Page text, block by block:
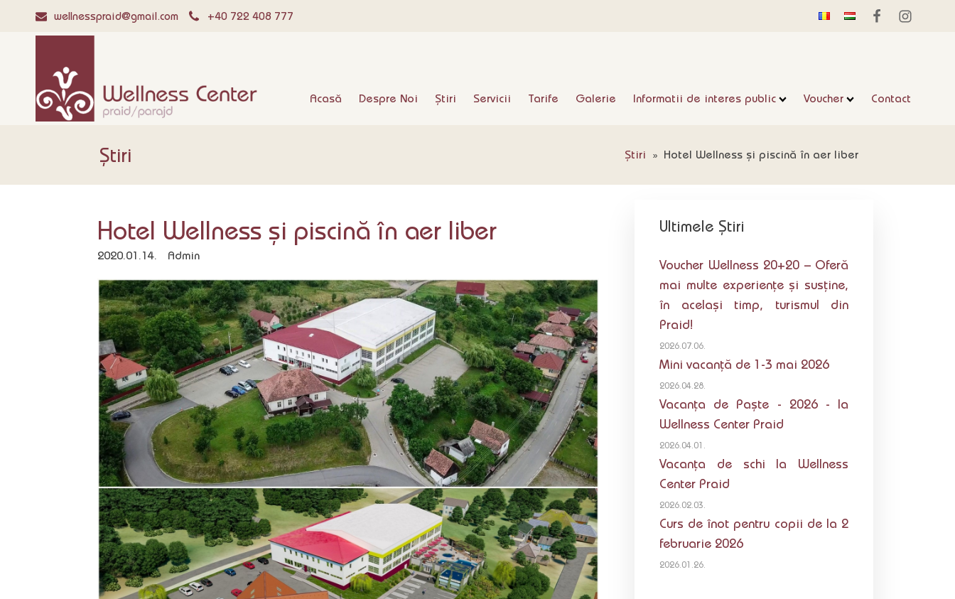
wellnesspraid@gmail.com +40 722 408 777
Acasă Despre Noi Știri Servicii Tarife Galerie Informatii de interes public Voucher Contact
Știri Știri » Hotel Wellness și piscină în aer liber
Hotel Wellness și piscină în aer liber
2020.01.14. Admin
Ultimele Știri
Voucher Wellness 20+20 – Oferă
mai multe experiențe și susține,
în același timp, turismul din
Praid!
2026.07.06.
Mini vacanță de 1-3 mai 2026
2026.04.28.
Vacanța de Paște - 2026 - la
Wellness Center Praid
2026.04.01.
Vacanța de schi la Wellness
Center Praid
2026.02.03.
Curs de înot pentru copii de la 2
februarie 2026
2026.01.26.